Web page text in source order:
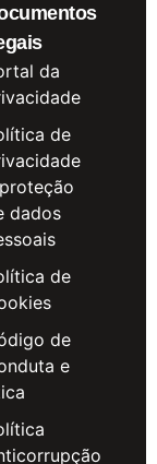
da
de
dados
de
de
e